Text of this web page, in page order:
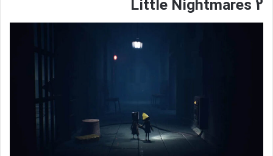
Little Nightmares 2